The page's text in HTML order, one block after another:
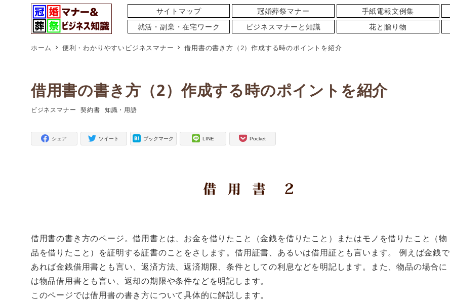
サイトマップ 冠婚葬祭マナー 手紙電報文例集
就活・副業・在宅ワーク
ビジネスマナーと知識 花と贈り物
ホーム 便利・わかりやすいビジネスマナー 借用書の書き方（2）作成する時のポイントを紹介
借用書の書き方（2）作成する時のポイントを紹介
タグ
ビジネスマナー
タグ
契約書
タグ
知識・用語
シェア ツイート ブックマーク LINE Pocket
借用書の書き方のページ。借用書とは、お金を借りたこと（金銭を借りたこと）またはモノを借りたこと（物
品を借りたこと）を証明する証書のことをさします。借用証書、あるいは借用証とも言います。 例えば金銭で
あれば金銭借用書とも言い、返済方法、返済期限、条件としての利息などを明記します。また、物品の場合に
は物品借用書とも言い、返却の期限や条件などを明記します。
このページでは借用書の書き方について具体的に解説します。